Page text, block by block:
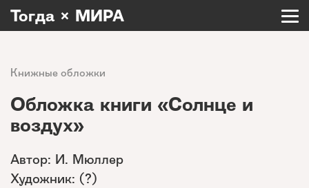
Тогда × МИРА
Книжные обложки
Обложка книги «Солнце и
воздух»
Автор: И. Мюллер
Художник: (?)